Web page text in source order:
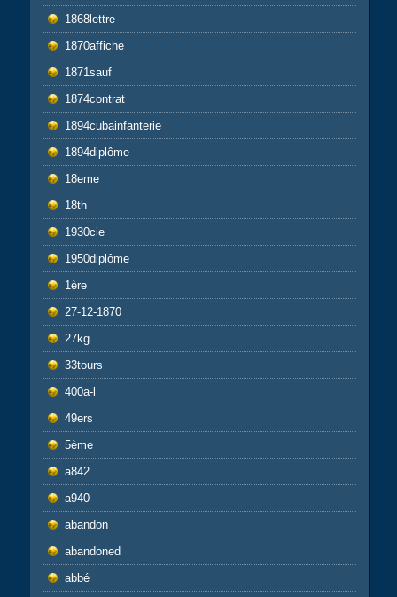
1868lettre
1870affiche
1871sauf
1874contrat
1894cubainfanterie
1894diplôme
18eme
18th
1930cie
1950diplôme
1ère
27-12-1870
27kg
33tours
400a-l
49ers
5ème
a842
a940
abandon
abandoned
abbé